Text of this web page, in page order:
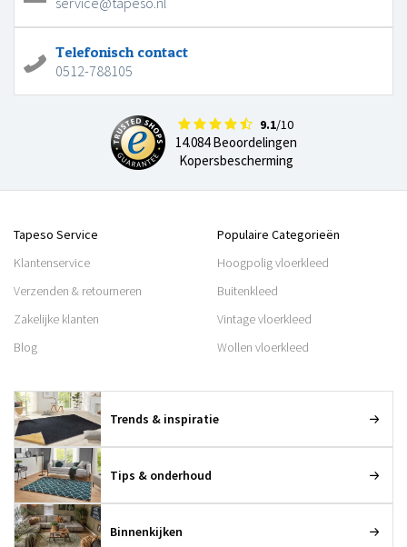
Telefonisch contact
0512-788105
9.1/10
14.084 Beoordelingen
Kopersbescherming
Tapeso Service
Klantenservice
Verzenden & retourneren
Zakelijke klanten
Blog
Populaire Categorieën
Hoogpolig vloerkleed
Buitenkleed
Vintage vloerkleed
Wollen vloerkleed
Trends & inspiratie
Tips & onderhoud
Binnenkijken